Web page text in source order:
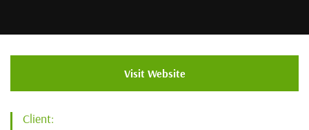
Client:
Visit Website